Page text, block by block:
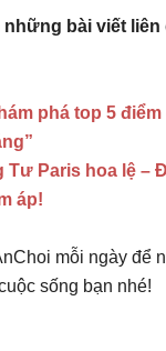
những bài viết liên
phá top 5
Tư Paris hoa lệ –
áp!
mỗi ngày để
sống bạn nhé!